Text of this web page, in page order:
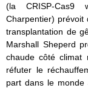
(la CRISP-Cas9
Charpentier) prévoit
transplantation de
Marshall Sheperd
chaude côté climat
réfuter le
part dans le monde